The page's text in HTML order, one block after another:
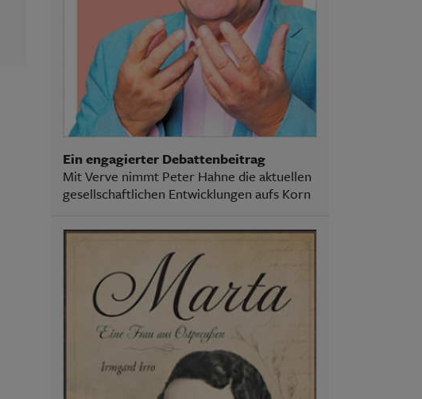
Ein engagierter Debattenbeitrag
Mit Verve nimmt Peter Hahne die aktuellen
gesellschaftlichen Entwicklungen aufs Korn